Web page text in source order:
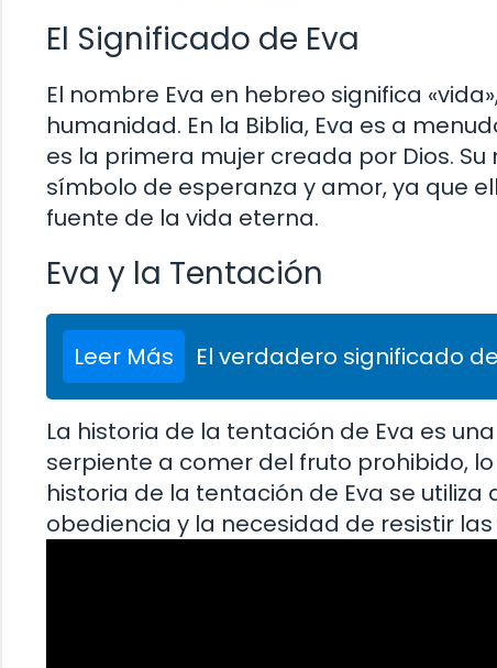
El Significado de Eva
El nombre Eva en hebreo significa
humanidad. En la Biblia, Eva es a
es la primera mujer creada por Dios.
símbolo de esperanza y amor, ya que
fuente de la vida eterna.
Eva y la Tentación
Leer Más El verdadero significado
La historia de la tentación de Eva es
serpiente a comer del fruto prohibido,
historia de la tentación de Eva se
obediencia y la necesidad de resistir